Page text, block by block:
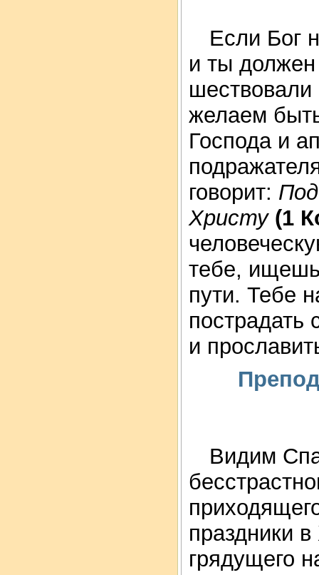
Если Бог
и ты должен
желаем
Господа и
говорит:
Христу (1
тебе, ищешь
пути. Тебе
пострадать
и
Видим
праздники
грядущего